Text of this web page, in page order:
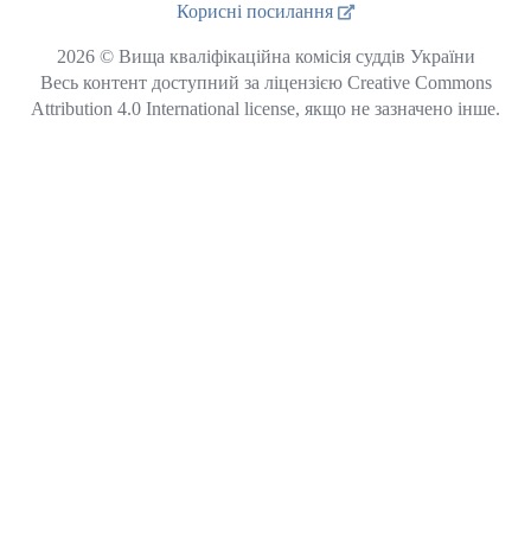
Корисні посилання
2026 © Вища кваліфікаційна комісія суддів України
Весь контент доступний за ліцензією Creative Commons
Attribution 4.0 International license, якщо не зазначено інше.